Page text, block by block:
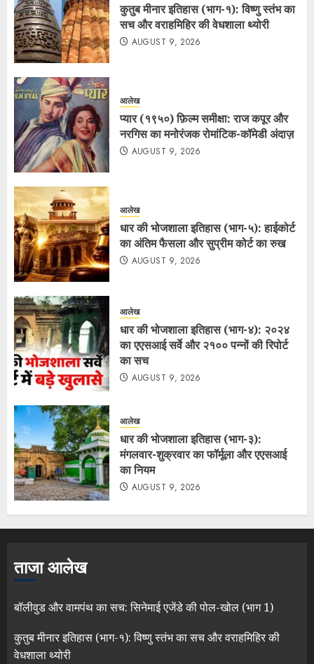
कुतुब मीनार इतिहास (भाग-१): विष्णु स्तंभ का
सच और वराहमिहिर की वेधशाला थ्योरी
AUGUST 9, 2026
आलेख
प्यार (१९५०) फ़िल्म समीक्षा: राज कपूर और
नरगिस का मनोरंजक रोमांटिक-कॉमेडी अंदाज़
AUGUST 9, 2026
आलेख
धार की भोजशाला इतिहास (भाग-५): हाईकोर्ट
का अंतिम फैसला और सुप्रीम कोर्ट का रुख
AUGUST 9, 2026
आलेख
धार की भोजशाला इतिहास (भाग-४): २०२४
का एएसआई सर्वे और २१०० पन्नों की रिपोर्ट
का सच
AUGUST 9, 2026
आलेख
धार की भोजशाला इतिहास (भाग-३):
मंगलवार-शुक्रवार का फॉर्मूला और एएसआई
का नियम
AUGUST 9, 2026
ताजा आलेख
बॉलीवुड और वामपंथ का सच: सिनेमाई एजेंडे की पोल-खोल (भाग 1)
कुतुब मीनार इतिहास (भाग-१): विष्णु स्तंभ का सच और वराहमिहिर की
वेधशाला थ्योरी